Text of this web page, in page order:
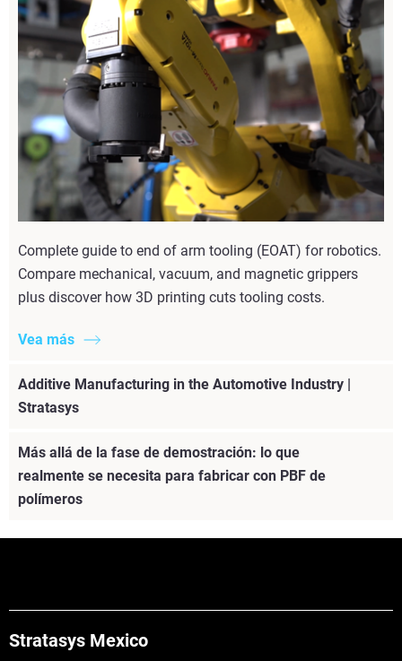
Complete guide to end of arm tooling (EOAT) for robotics.
Compare mechanical, vacuum, and magnetic grippers
plus discover how 3D printing cuts tooling costs.
Vea más
Additive Manufacturing in the Automotive Industry |
Stratasys
Más allá de la fase de demostración: lo que
realmente se necesita para fabricar con PBF de
polímeros
Stratasys Mexico